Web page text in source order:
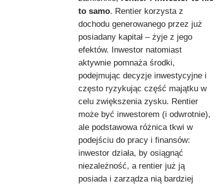
to samo. Rentier korzysta z
dochodu generowanego przez już
posiadany kapitał – żyje z jego
efektów. Inwestor natomiast
aktywnie pomnaża środki,
podejmując decyzje inwestycyjne i
często ryzykując część majątku w
celu zwiększenia zysku. Rentier
może być inwestorem (i odwrotnie),
ale podstawowa różnica tkwi w
podejściu do pracy i finansów:
inwestor działa, by osiągnąć
niezależność, a rentier już ją
posiada i zarządza nią bardziej